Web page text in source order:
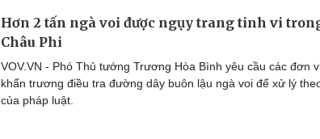
Hơn 2 tấn ngà voi được ngụy trang tinh vi
Châu Phi
VOV.VN - Phó Thủ tướng Trương Hòa Bình yêu cầu các đơn
khẩn trương điều tra đường dây buôn lậu ngà voi để xử lý
của pháp luật.